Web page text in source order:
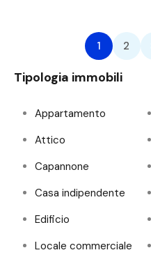
1 2
Tipologia immobili
Appartamento
Attico
Capannone
Casa indipendente
Edificio
Locale commerciale